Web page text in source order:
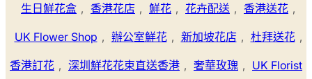
生日鮮花盒 , 香港花店 , 鮮花 , 花卉配送 , 香港送花 ,
UK Flower Shop , 辦公室鮮花 , 新加坡花店 , 杜拜送花 ,
香港訂花 , 深圳鮮花花束直送香港 , 奢華玫瑰 , UK Florist